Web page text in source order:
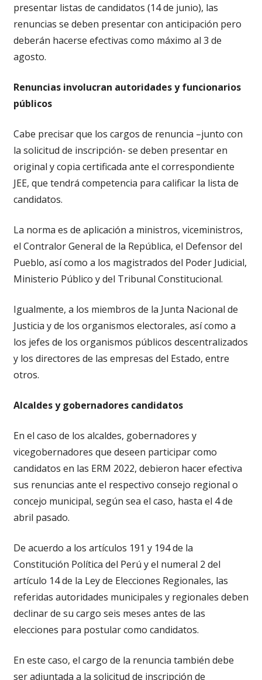
presentar listas de candidatos (14 de junio), las
renuncias se deben presentar con anticipación pero
deberán hacerse efectivas como máximo al 3 de
agosto.
Renuncias involucran autoridades y funcionarios
públicos
Cabe precisar que los cargos de renuncia –junto con
la solicitud de inscripción- se deben presentar en
original y copia certificada ante el correspondiente
JEE, que tendrá competencia para calificar la lista de
candidatos.
La norma es de aplicación a ministros, viceministros,
el Contralor General de la República, el Defensor del
Pueblo, así como a los magistrados del Poder Judicial,
Ministerio Público y del Tribunal Constitucional.
Igualmente, a los miembros de la Junta Nacional de
Justicia y de los organismos electorales, así como a
los jefes de los organismos públicos descentralizados
y los directores de las empresas del Estado, entre
otros.
Alcaldes y gobernadores candidatos
En el caso de los alcaldes, gobernadores y
vicegobernadores que deseen participar como
candidatos en las ERM 2022, debieron hacer efectiva
sus renuncias ante el respectivo consejo regional o
concejo municipal, según sea el caso, hasta el 4 de
abril pasado.
De acuerdo a los artículos 191 y 194 de la
Constitución Política del Perú y el numeral 2 del
artículo 14 de la Ley de Elecciones Regionales, las
referidas autoridades municipales y regionales deben
declinar de su cargo seis meses antes de las
elecciones para postular como candidatos.
En este caso, el cargo de la renuncia también debe
ser adjuntada a la solicitud de inscripción de